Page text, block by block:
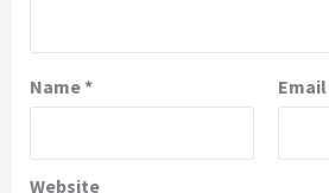
Name* Email
Website